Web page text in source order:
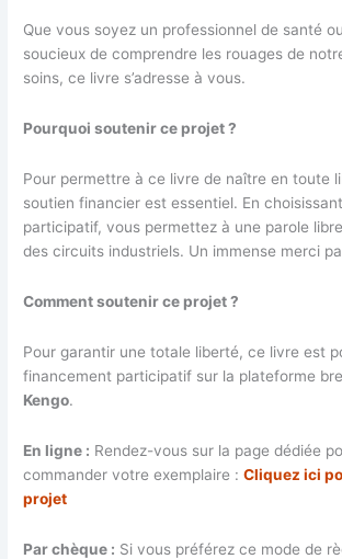
Que vous soyez un professionnel de santé
soucieux de comprendre les rouages de
soins, ce livre s’adresse à vous.
Pourquoi soutenir ce projet ?
Pour permettre à ce livre de naître en toute
soutien financier est essentiel. En
participatif, vous permettez à une parole libre
des circuits industriels. Un immense merci
Comment soutenir ce projet ?
Pour garantir une totale liberté, ce livre est
financement participatif sur la plateforme
Kengo.
En ligne : Rendez-vous sur la page dédiée
commander votre exemplaire :Cliquez ici
projet
Par chèque : Si vous préférez ce mode de